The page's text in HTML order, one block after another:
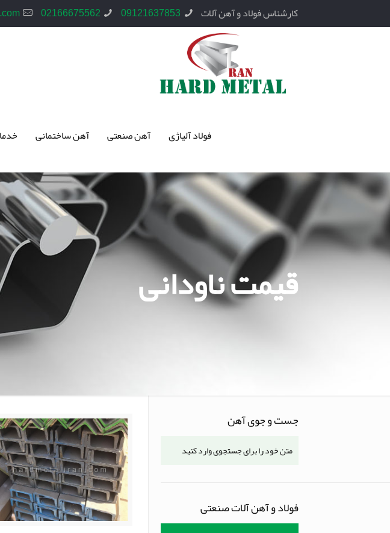
کارشناس فولاد و آهن آلات 09121637853
02166675562
فولاد آلیاژی آهن صنعتی آهن ساختمانی
قیمت ناودانی
جست و جوی آهن
فولاد و آهن آلات صنعتی